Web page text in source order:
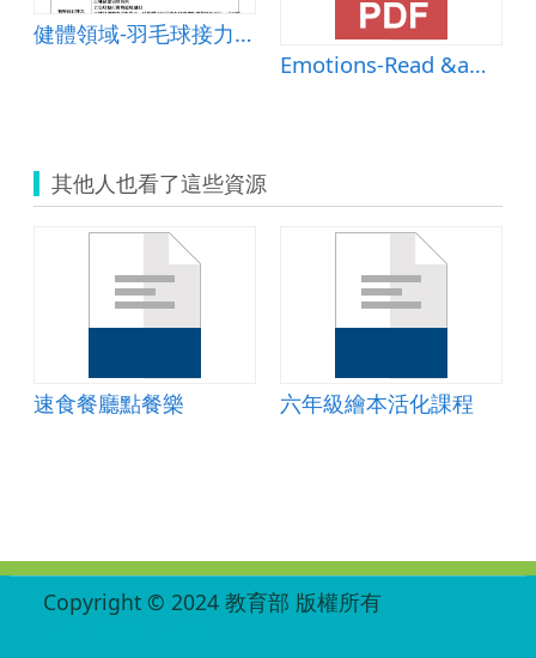
健體領域-羽毛球接力Badminton relay
Emotions-Read &amp; Discuss &amp; Write
其他人也看了這些資源
速食餐廳點餐樂 六年級繪本活化課程
Copyright © 2024 教育部 版權所有